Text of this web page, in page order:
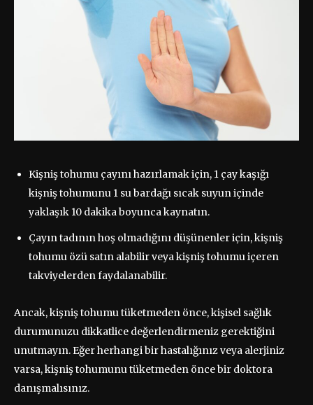
Kişniş tohumu çayını hazırlamak için, 1 çay kaşığı
kişniş tohumunu 1 su bardağı sıcak suyun içinde
yaklaşık 10 dakika boyunca kaynatın.
Çayın tadının hoş olmadığını düşünenler için, kişniş
tohumu özü satın alabilir veya kişniş tohumu içeren
takviyelerden faydalanabilir.
Ancak, kişniş tohumu tüketmeden önce, kişisel sağlık
durumunuzu dikkatlice değerlendirmeniz gerektiğini
unutmayın. Eğer herhangi bir hastalığınız veya alerjiniz
varsa, kişniş tohumunu tüketmeden önce bir doktora
danışmalısınız.